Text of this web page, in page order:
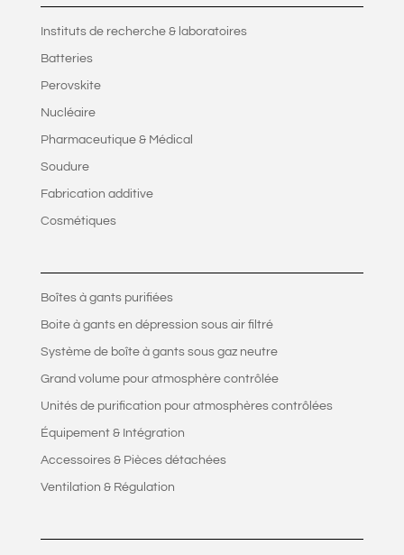
Instituts de recherche & laboratoires
Batteries
Perovskite
Nucléaire
Pharmaceutique & Médical
Soudure
Fabrication additive
Cosmétiques
Boîtes à gants purifiées
Boite à gants en dépression sous air filtré
Système de boîte à gants sous gaz neutre
Grand volume pour atmosphère contrôlée
Unités de purification pour atmosphères contrôlées
Équipement & Intégration
Accessoires & Pièces détachées
Ventilation & Régulation